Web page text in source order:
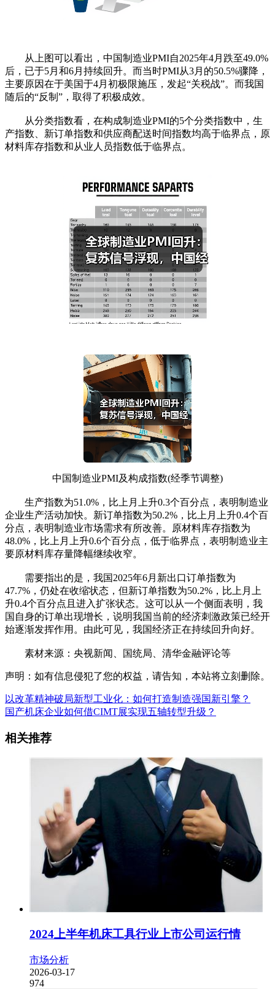
从上图可以看出，中国制造业PMI自2025年4月跌至49.0%
后，已于5月和6月持续回升。而当时PMI从3月的50.5%骤降，
主要原因在于美国于4月初极限施压，发起“关税战”。而我国
随后的“反制”，取得了积极成效。
从分类指数看，在构成制造业PMI的5个分类指数中，生
产指数、新订单指数和供应商配送时间指数均高于临界点，原
材料库存指数和从业人员指数低于临界点。
中国制造业PMI及构成指数(经季节调整)
生产指数为51.0%，比上月上升0.3个百分点，表明制造业
企业生产活动加快。新订单指数为50.2%，比上月上升0.4个百
分点，表明制造业市场需求有所改善。原材料库存指数为
48.0%，比上月上升0.6个百分点，低于临界点，表明制造业主
要原材料库存量降幅继续收窄。
需要指出的是，我国2025年6月新出口订单指数为
47.7%，仍处在收缩状态，但新订单指数为50.2%，比上月上
升0.4个百分点且进入扩张状态。这可以从一个侧面表明，我
国自身的订单出现增长，说明我国当前的经济刺激政策已经开
始逐渐发挥作用。由此可见，我国经济正在持续回升向好。
素材来源：央视新闻、国统局、清华金融评论等
声明：如有信息侵犯了您的权益，请告知，本站将立刻删除。
以改革精神破局新型工业化：如何打造制造强国新引擎？
国产机床企业如何借CIMT展实现五轴转型升级？
相关推荐
2024上半年机床工具行业上市公司运行情
市场分析
2026-03-17
974